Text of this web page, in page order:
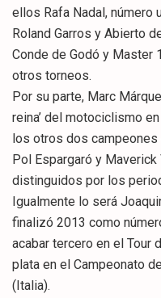
ellos Rafa Nadal, número
Roland Garros y Abierto
Conde de Godó y Master
otros torneos.
Por su parte, Marc
reina’ del motociclismo
los otros dos
Pol Espargaró y
distinguidos por los
Igualmente lo será
finalizó 2013 como
acabar tercero en el Tour
plata en el Campeonato
(Italia).